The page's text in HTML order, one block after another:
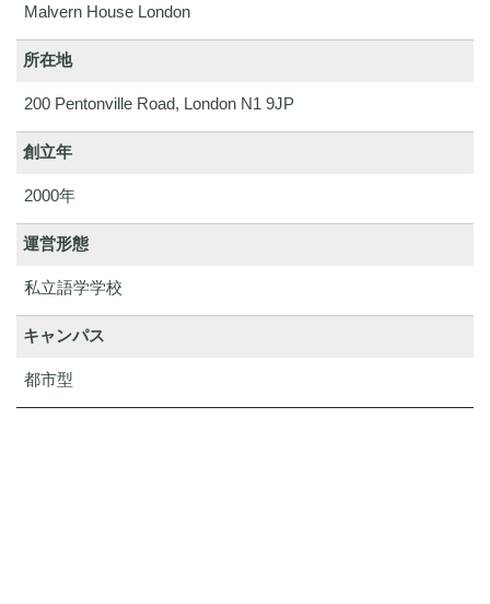
Malvern House London
所在地
200 Pentonville Road, London N1 9JP
創立年
2000年
運営形態
私立語学学校
キャンパス
都市型